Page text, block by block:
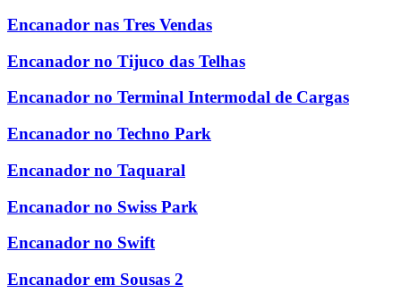
Encanador nas Tres Vendas
Encanador no Tijuco das Telhas
Encanador no Terminal Intermodal de Cargas
Encanador no Techno Park
Encanador no Taquaral
Encanador no Swiss Park
Encanador no Swift
Encanador em Sousas 2